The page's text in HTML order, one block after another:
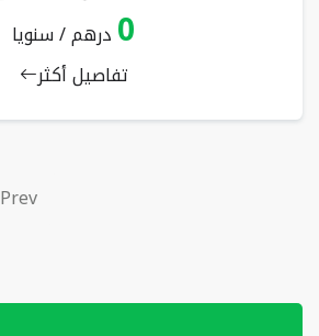
0 درهم / سنويا
تفاصيل أكثر
Prev